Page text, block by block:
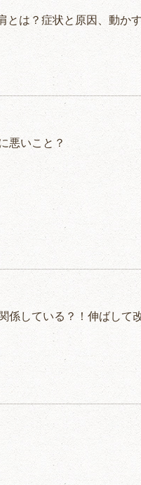
とは？症状と原因、動か
悪いこと？
係している？！伸ばして